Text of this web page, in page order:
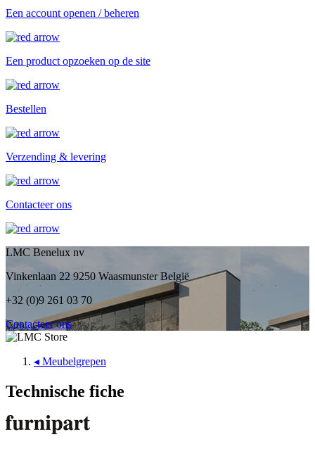
Een account openen / beheren
Een product opzoeken op de site
Bestellen
Verzending & levering
Contacteer ons
LMC Benelux nv
Vinkenlaan 22 9250 Waasmunster België
+32 (0)9 261 03 70
Contacteer ons
◂ Meubelgrepen
Technische fiche